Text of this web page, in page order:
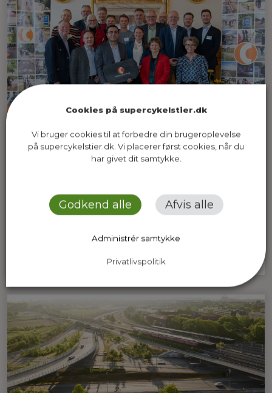
Borgmestertopmøde 2026: Et styrket
Cookies på supercykelstier.dk
Vi bruger cookies til at forbedre din brugeroplevelse
på supercykelstier.dk. Vi placerer først cookies, når du
har givet dit samtykke.
Godkend alle Afvis alle
Administrér samtykke
Privatlivspolitik